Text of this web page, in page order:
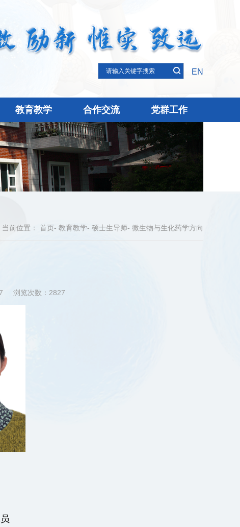
EN
教育教学 合作交流 党群工作
当前位置： 首页- 教育教学- 硕士生导师- 微生物与生化药学方向
浏览次数： 2827